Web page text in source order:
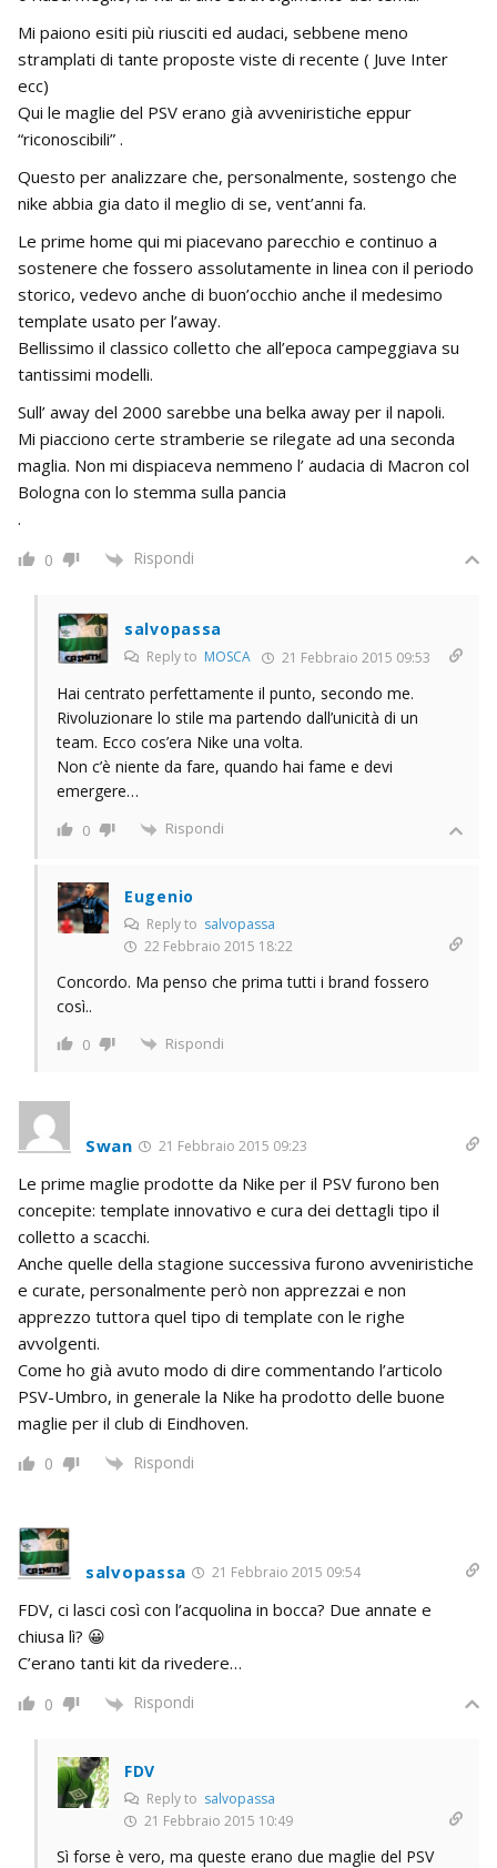
Mi paiono esiti più riusciti ed audaci, sebbene meno
stramplati di tante proposte viste di recente ( Juve Inter
ecc)
Qui le maglie del PSV erano già avveniristiche eppur
“riconoscibili” .
Questo per analizzare che, personalmente, sostengo che
nike abbia gia dato il meglio di se, vent’anni fa.
Le prime home qui mi piacevano parecchio e continuo a
sostenere che fossero assolutamente in linea con il periodo
storico, vedevo anche di buon’occhio anche il medesimo
template usato per l’away.
Bellissimo il classico colletto che all’epoca campeggiava su
tantissimi modelli.
Sull’ away del 2000 sarebbe una belka away per il napoli.
Mi piacciono certe stramberie se rilegate ad una seconda
maglia. Non mi dispiaceva nemmeno l’ audacia di Macron col
Bologna con lo stemma sulla pancia
.
0 Rispondi
salvopassa
Reply to MOSCA 21 Febbraio 2015 09:53
Hai centrato perfettamente il punto, secondo me.
Rivoluzionare lo stile ma partendo dall’unicità di un
team. Ecco cos’era Nike una volta.
Non c’è niente da fare, quando hai fame e devi
emergere…
0 Rispondi
Eugenio
Reply to salvopassa
22 Febbraio 2015 18:22
Concordo. Ma penso che prima tutti i brand fossero
così..
0 Rispondi
Swan 21 Febbraio 2015 09:23
Le prime maglie prodotte da Nike per il PSV furono ben
concepite: template innovativo e cura dei dettagli tipo il
colletto a scacchi.
Anche quelle della stagione successiva furono avveniristiche
e curate, personalmente però non apprezzai e non
apprezzo tuttora quel tipo di template con le righe
avvolgenti.
Come ho già avuto modo di dire commentando l’articolo
PSV-Umbro, in generale la Nike ha prodotto delle buone
maglie per il club di Eindhoven.
0 Rispondi
salvopassa 21 Febbraio 2015 09:54
FDV, ci lasci così con l’acquolina in bocca? Due annate e
chiusa lì? 😀
C’erano tanti kit da rivedere…
0 Rispondi
FDV
Reply to salvopassa
21 Febbraio 2015 10:49
Sì forse è vero, ma queste erano due maglie del PSV